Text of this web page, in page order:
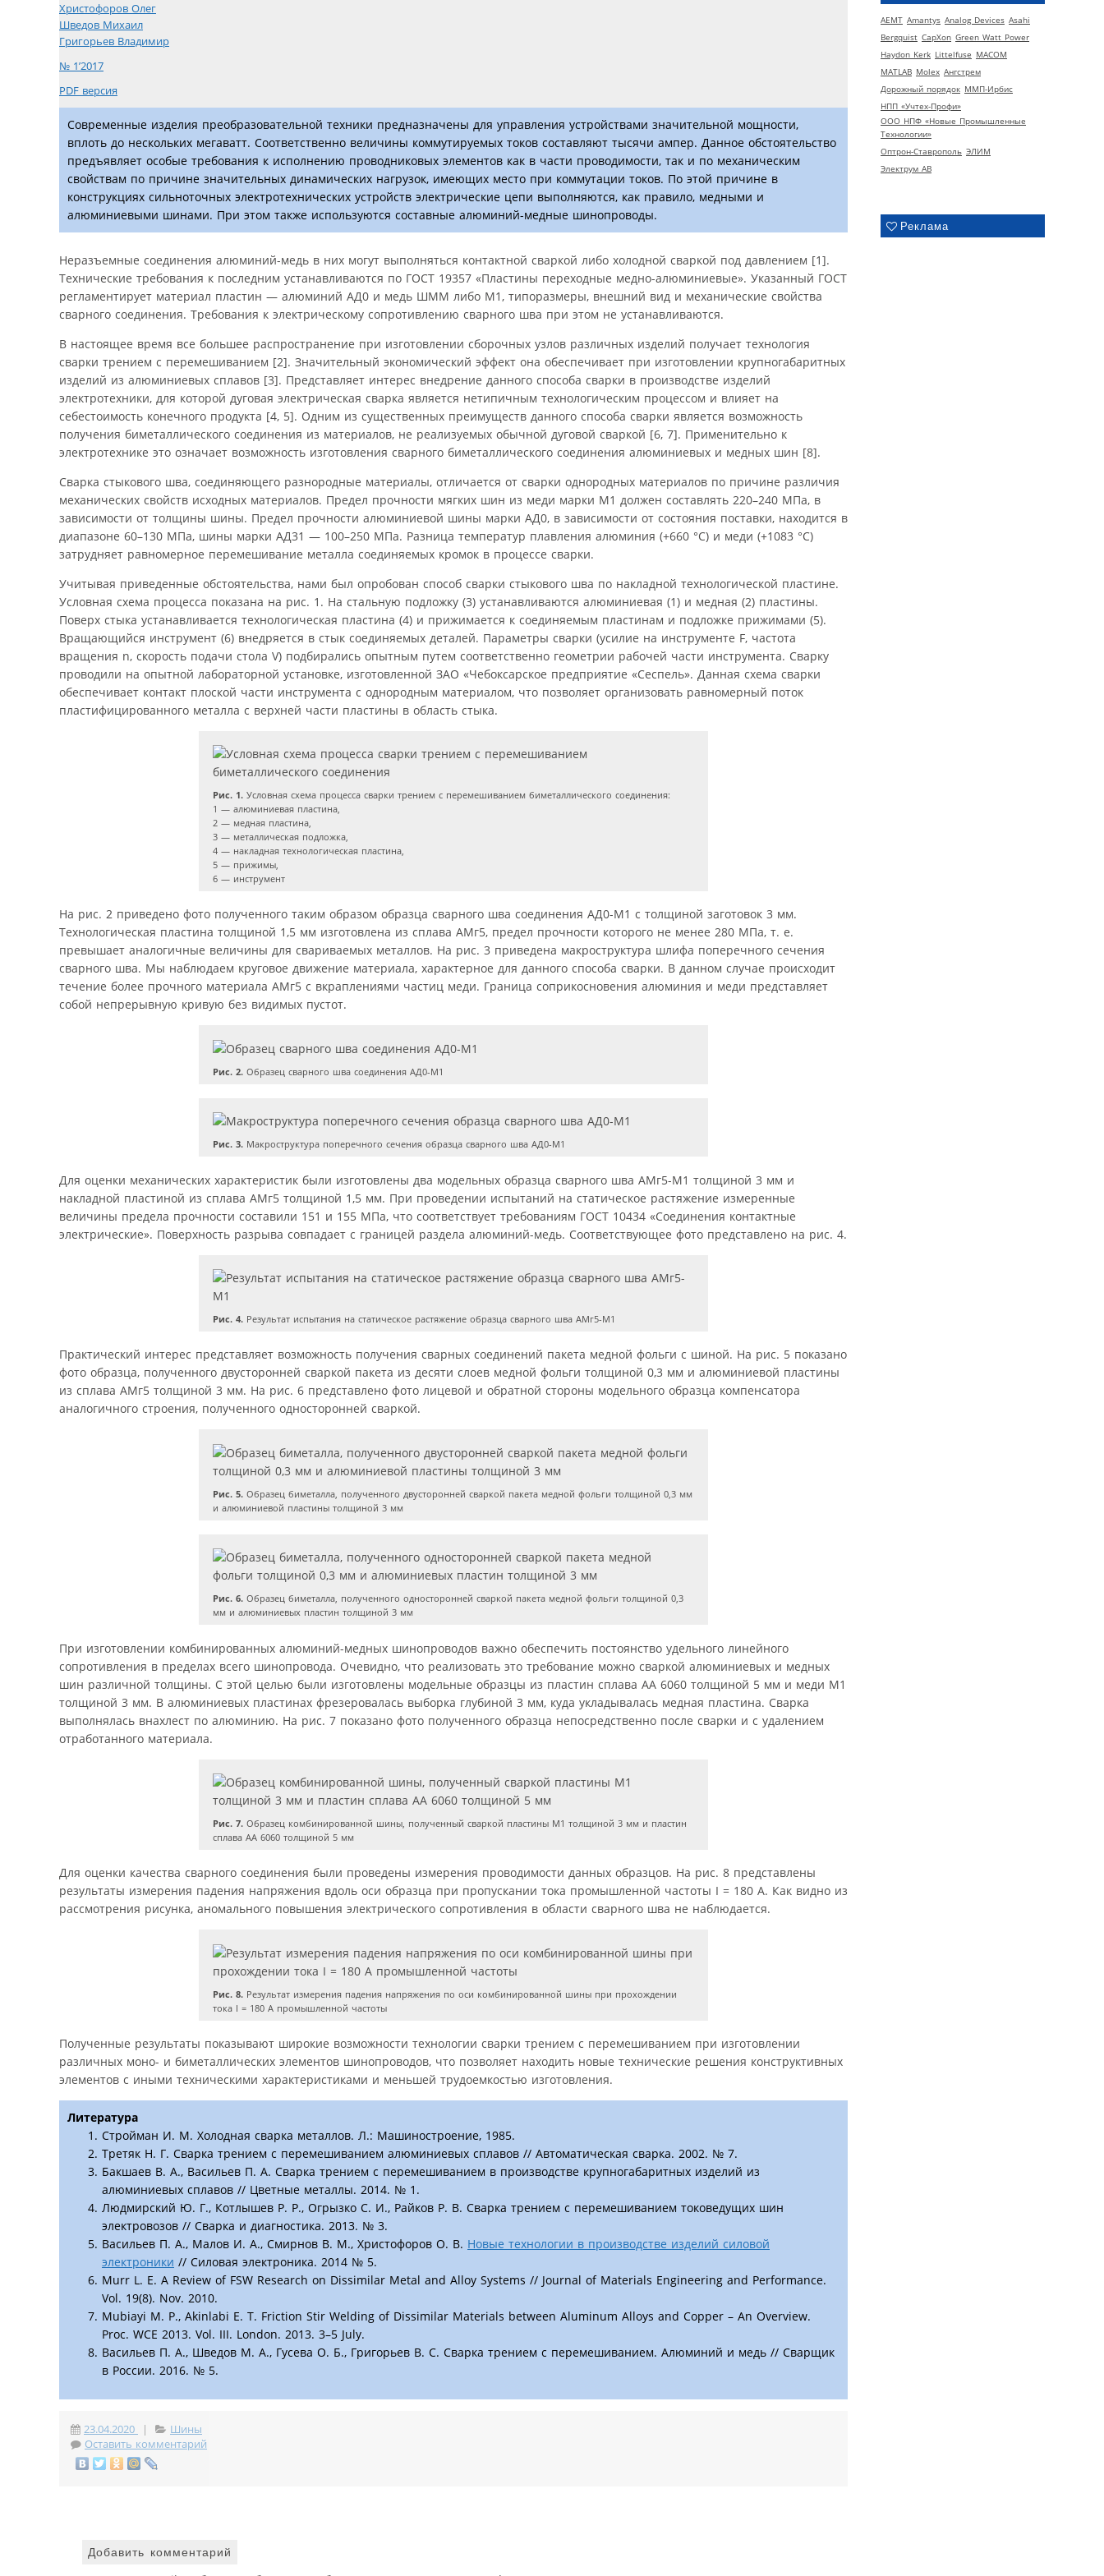
AEMT Amantys Analog Devices Asahi
Bergquist CapXon Green Watt Power
Haydon Kerk Littelfuse MACOM
MATLAB Molex Ангстрем
Дорожный порядок ММП-Ирбис
НПП «Учтех-Профи»
ООО НПФ «Новые Промышленные
Технологии»
Оптрон-Ставрополь ЭЛИМ
Электрум АВ
Реклама
Христофоров Олег
Шведов Михаил
Григорьев Владимир
№ 1’2017
PDF версия
Современные изделия преобразовательной техники предназначены для управления устройствами значительной мощности,
вплоть до нескольких мегаватт. Соответственно величины коммутируемых токов составляют тысячи ампер. Данное обстоятельство
предъявляет особые требования к исполнению проводниковых элементов как в части проводимости, так и по механическим
свойствам по причине значительных динамических нагрузок, имеющих место при коммутации токов. По этой причине в
конструкциях сильноточных электротехнических устройств электрические цепи выполняются, как правило, медными и
алюминиевыми шинами. При этом также используются составные алюминий-медные шинопроводы.
Неразъемные соединения алюминий-медь в них могут выполняться контактной сваркой либо холодной сваркой под давлением [1].
Технические требования к последним устанавливаются по ГОСТ 19357 «Пластины переходные медно-алюминиевые». Указанный ГОСТ
регламентирует материал пластин — алюминий АД0 и медь ШММ либо М1, типоразмеры, внешний вид и механические свойства
сварного соединения. Требования к электрическому сопротивлению сварного шва при этом не устанавливаются.
В настоящее время все большее распространение при изготовлении сборочных узлов различных изделий получает технология
сварки трением с перемешиванием [2]. Значительный экономический эффект она обеспечивает при изготовлении крупногабаритных
изделий из алюминиевых сплавов [3]. Представляет интерес внедрение данного способа сварки в производстве изделий
электротехники, для которой дуговая электрическая сварка является нетипичным технологи­ческим процессом и влияет на
себестоимость конечного продукта [4, 5]. Одним из существенных преимуществ данного способа сварки является возможность
получения биметаллического соединения из материалов, не реализуемых обычной дуговой сваркой [6, 7]. Применительно к
электротехнике это означает возможность изготовления сварного биметаллического соединения алюминиевых и медных шин [8].
Сварка стыкового шва, соединяющего разнородные материалы, отличается от сварки однородных материалов по причине различия
механических свойств исходных материалов. Предел прочности мягких шин из меди марки М1 должен составлять 220–240 МПа, в
зависимости от толщины шины. Предел прочности алюминиевой шины марки АД0, в зависимости от состояния поставки, находится в
диапазоне 60–130 МПа, шины марки АД31 — 100–250 МПа. Разница температур плавления алюминия (+660 °С) и меди (+1083 °С)
затрудняет равномерное перемешивание металла соединяемых кромок в процессе сварки.
Учитывая приведенные обстоятельства, нами был опробован способ сварки стыкового шва по накладной технологической пластине.
Условная схема процесса показана на рис. 1. На стальную подложку (3) устанавливаются алюминиевая (1) и медная (2) пластины.
Поверх стыка устанавливается технологическая пластина (4) и прижимается к соединяемым пластинам и подложке прижимами (5).
Вращающийся инструмент (6) внедряется в стык соединяемых деталей. Параметры сварки (усилие на инструменте F, частота
вращения n, скорость подачи стола V) подбирались опытным путем соответственно геометрии рабочей части инструмента. Сварку
проводили на опытной лабораторной установке, изготовленной ЗАО «Чебоксарское предприятие «Сеспель». Данная схема сварки
обеспечивает контакт плоской части инструмента с однородным материалом, что позволяет организовать равномерный поток
пластифицированного металла с верхней части пластины в область стыка.
Рис. 1. Условная схема процесса сварки трением с перемешиванием биметаллического соединения:
1 — алюминиевая пластина,
2 — медная пластина,
3 — металлическая подложка,
4 — накладная технологическая пластина,
5 — прижимы,
6 — инструмент
На рис. 2 приведено фото полученного таким образом образца сварного шва соединения АД0-М1 с толщиной заготовок 3 мм.
Технологическая пластина толщиной 1,5 мм изготовлена из сплава АМг5, предел прочности которого не менее 280 МПа, т. е.
превышает аналогичные величины для свариваемых металлов. На рис. 3 приведена макроструктура шлифа поперечного сечения
сварного шва. Мы наблюдаем круговое движение материала, характерное для данного способа сварки. В данном случае происходит
течение более прочного материала АМг5 с вкраплениями частиц меди. Граница соприкосновения алюминия и меди представляет
собой непрерывную кривую без видимых пустот.
Рис. 2. Образец сварного шва соединения АД0-М1
Рис. 3. Макроструктура поперечного сечения образца сварного шва АД0-М1
Для оценки механических характеристик были изготовлены два модельных образца сварного шва АМг5-М1 толщиной 3 мм и
накладной пластиной из сплава АМг5 толщиной 1,5 мм. При проведении испытаний на статическое растяжение измеренные
величины предела прочности составили 151 и 155 МПа, что соответствует требованиям ГОСТ 10434 «Соединения контактные
электрические». Поверхность разрыва совпадает с границей раздела алюминий-медь. Соответствующее фото представлено на рис. 4.
Рис. 4. Результат испытания на статическое растяжение образца сварного шва АМг5-М1
Практический интерес представляет возможность получения сварных соединений пакета медной фольги с шиной. На рис. 5 показано
фото образца, полученного двусторонней сваркой пакета из десяти слоев медной фольги толщиной 0,3 мм и алюминиевой пластины
из сплава АМг5 толщиной 3 мм. На рис. 6 представлено фото лицевой и обратной стороны модельного образца компенсатора
аналогичного строения, полученного односторонней сваркой.
Рис. 5. Образец биметалла, полученного двусторонней сваркой пакета медной фольги толщиной 0,3 мм
и алюминиевой пластины толщиной 3 мм
Рис. 6. Образец биметалла, полученного односторонней сваркой пакета медной фольги толщиной 0,3
мм и алюминиевых пластин толщиной 3 мм
При изготовлении комбинированных алюминий-медных шинопроводов важно обеспечить постоянство удельного линейного
сопротивления в пределах всего шинопровода. Очевидно, что реализовать это требование можно сваркой алюминиевых и медных
шин различной толщины. С этой целью были изготовлены модельные образцы из пластин сплава АА 6060 толщиной 5 мм и меди М1
толщиной 3 мм. В алюминиевых пластинах фрезеровалась выборка глубиной 3 мм, куда укладывалась медная пластина. Сварка
выполнялась внахлест по алюминию. На рис. 7 показано фото полученного образца непосредственно после сварки и с удалением
отработанного материала.
Рис. 7. Образец комбинированной шины, полученный сваркой пластины М1 толщиной 3 мм и пластин
сплава АА 6060 толщиной 5 мм
Для оценки качества сварного соединения были проведены измерения проводимости данных образцов. На рис. 8 представлены
результаты измерения падения напряжения вдоль оси образца при пропускании тока промышленной частоты I = 180 А. Как видно из
рассмотрения рисунка, аномального повышения электрического сопротивления в области сварного шва не наблюдается.
Рис. 8. Результат измерения падения напряжения по оси комбинированной шины при прохождении
тока I = 180 А промышленной частоты
Полученные результаты показывают широкие возможности технологии сварки трением с перемешиванием при изготовлении
различных моно- и биметаллических элементов шинопроводов, что позволяет находить новые технические решения конструктивных
элементов с иными техническими характеристиками и меньшей трудоемкостью изготовления.
Литература
Стройман И. М. Холодная сварка металлов. Л.: Машиностроение, 1985.
Третяк Н. Г. Сварка трением с перемешиванием алюминиевых сплавов // Автоматическая сварка. 2002. № 7.
Бакшаев В. А., Васильев П. А. Сварка трением с перемешиванием в производстве крупногабаритных изделий из
алюминиевых сплавов // Цветные металлы. 2014. № 1.
Людмирский Ю. Г., Котлышев Р. Р., Огрызко С. И., Райков Р. В. Сварка трением с перемешиванием токоведущих шин
электровозов // Сварка и диагностика. 2013. № 3.
Васильев П. А., Малов И. А., Смирнов В. М., Христофоров О. В. Новые технологии в производстве изделий силовой
электроники // Силовая электроника. 2014 № 5.
Murr L. E. A Review of FSW Research on Dissimilar Metal and Alloy Systems // Journal of Materials Engineering and Performance.
Vol. 19(8). Nov. 2010.
Mubiayi M. P., Akinlabi E. T. Friction Stir Welding of Dissimilar Materials between Aluminum Alloys and Copper – An Overview.
Proc. WCE 2013. Vol. III. London. 2013. 3–5 July.
Васильев П. А., Шведов М. А., Гусева О. Б., Григорьев В. С. Сварка трением с перемешиванием. Алюминий и медь // Сварщик
в России. 2016. № 5.
23.04.2020 |
Шины
Оставить комментарий
Добавить комментарий